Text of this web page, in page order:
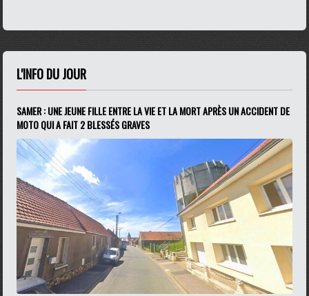
L'INFO DU JOUR
SAMER : UNE JEUNE FILLE ENTRE LA VIE ET LA MORT APRÈS UN ACCIDENT DE
MOTO QUI A FAIT 2 BLESSÉS GRAVES